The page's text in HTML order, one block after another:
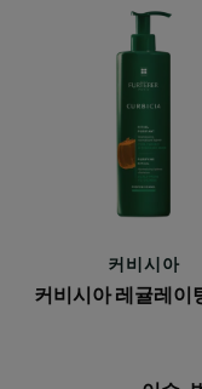
커
비
시
아
레
귤
레
이
샴
푸
커비시아
커비시아 레귤레이